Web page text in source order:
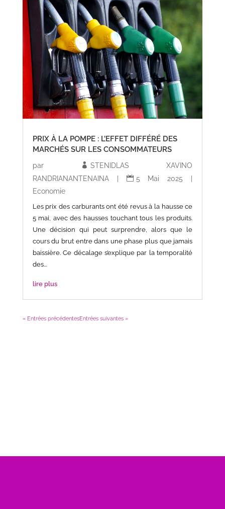
PRIX À LA POMPE : L’EFFET DIFFÉRÉ DES
MARCHÉS SUR LES CONSOMMATEURS
par
STENIDLAS XAVINO
RANDRIANANTENAINA| 5 Mai 2025
Economie
Les prix des carburants ont été revus à la hausse ce
5 mai, avec des hausses touchant tous les produits.
Une décision qui peut surprendre, alors que le
cours du brut entre dans une phase plus que jamais
baissière. Ce décalage s’explique par la temporalité
des...
lire plus
« Entrées précédentesEntrées suivantes »